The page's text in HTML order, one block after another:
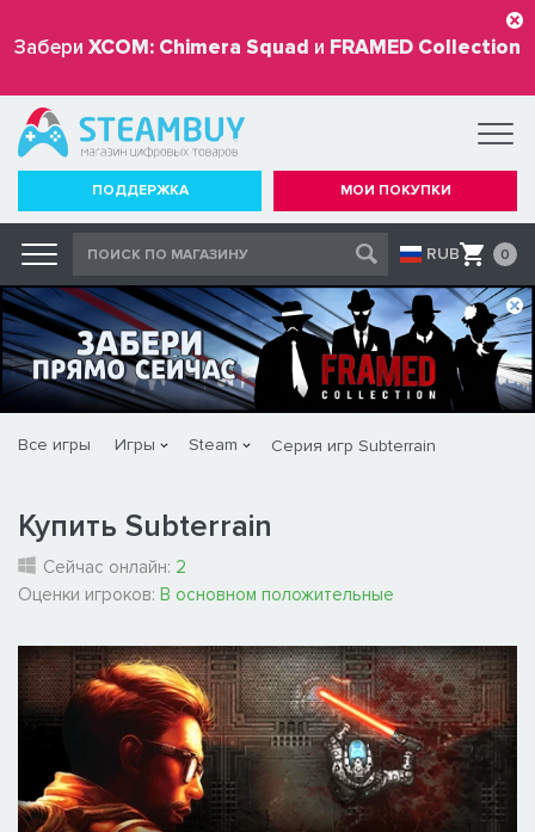
Забери XCOM: Chimera Squad и FRAMED Collection
бесплатно
ПОДДЕРЖКА МОИ ПОКУПКИ
RUB 0
Все игры Игры Steam Серия игр Subterrain
Купить Subterrain
Сейчас онлайн: 2
Оценки игроков: В основном положительные